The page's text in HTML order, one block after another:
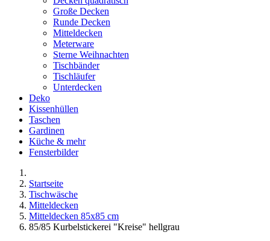
Große Decken
Runde Decken
Mitteldecken
Meterware
Sterne Weihnachten
Tischbänder
Tischläufer
Unterdecken
Deko
Kissenhüllen
Taschen
Gardinen
Küche & mehr
Fensterbilder
Startseite
Tischwäsche
Mitteldecken
Mitteldecken 85x85 cm
85/85 Kurbelstickerei "Kreise" hellgrau